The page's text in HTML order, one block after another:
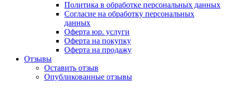
Политика в обработке персональных данных
Согласие на обработку персональных
данных
Оферта юр. услуги
Оферта на покупку
Оферта на продажу
Отзывы
Оставить отзыв
Опубликованные отзывы